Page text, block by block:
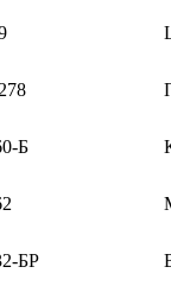
Б
БР